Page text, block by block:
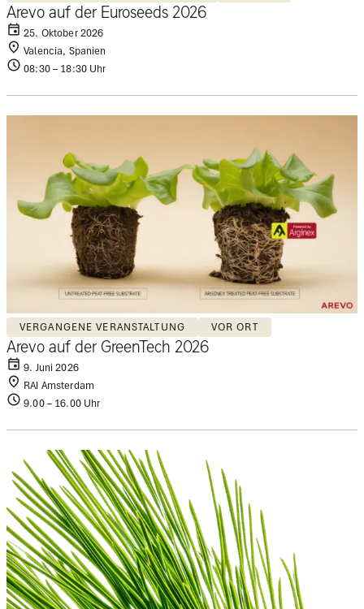
Arevo auf der Euroseeds 2026
25. Oktober 2026
Valencia, Spanien
08:30 – 18:30 Uhr
VERGANGENE VERANSTALTUNG VOR ORT
Arevo auf der GreenTech 2026
9. Juni 2026
RAI Amsterdam
9.00 – 16.00 Uhr